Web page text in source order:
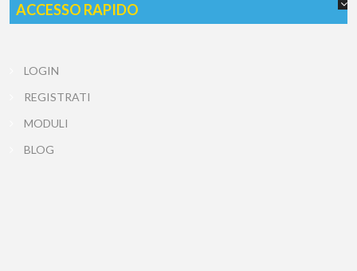
ACCESSO RAPIDO
LOGIN
REGISTRATI
MODULI
BLOG